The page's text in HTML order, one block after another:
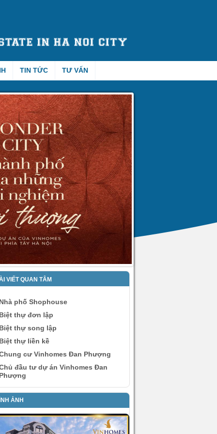
TIN TỨC TƯ VẤN
VIẾT QUAN TÂM
phố Shophouse
thự đơn lập
thự song lập
thự liền kề
cư Vinhomes Đan Phượng
đầu tư dự án Vinhomes Đan
ẢNH